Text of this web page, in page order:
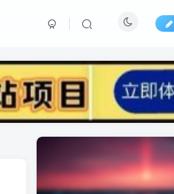
标签云
(1)黑科技
鱼塘起号(1) 魔兽亚服(0)
骚气语音包
餐饮门店(1) 餐饮人(1)
(1) 风水教程(0)